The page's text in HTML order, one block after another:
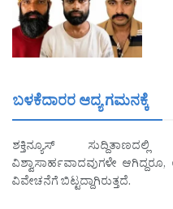
ಬಳಕೆದಾರರ ಆದ್ಯ ಗಮನಕ್ಕೆ
ಶಕ್ತಿನ್ಯೂಸ್ ಸುದ್ದಿತಾಣದಲ್ಲಿ
ವಿಶ್ವಾಸಾರ್ಹವಾದವುಗಳೇ
ವಿವೇಚನೆಗೆ ಬಿಟ್ಟದ್ದಾಗಿರುತ್ತದೆ.